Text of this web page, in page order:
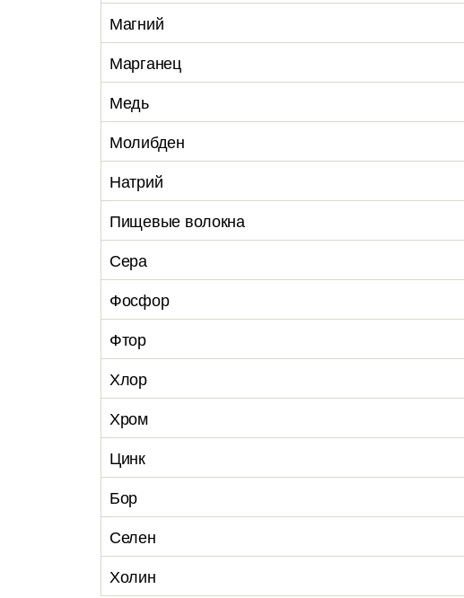
Магний
Марганец
Медь
Молибден
Натрий
Пищевые волокна
Сера
Фосфор
Фтор
Хлор
Хром
Цинк
Бор
Селен
Холин